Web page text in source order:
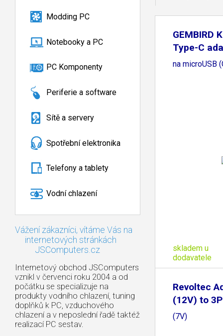
Modding PC
Notebooky a PC
PC Komponenty
Periferie a software
Sítě a servery
Spotřební elektronika
Telefony a tablety
Vodní chlazení
Vážení zákazníci, vítáme Vás na
internetových stránkách
JSComputers.cz
Internetový obchod JSComputers
vznikl v červenci roku 2004 a od
počátku se specializuje na
produkty vodního chlazení, tuning
doplňků k PC, vzduchového
chlazení a v neposlední řadě taktéž
realizací PC sestav.
GEMBIRD
Type-C
redukce
na microUSB
skladem u
dodavatele
Revoltec
(12V) to
(7V)